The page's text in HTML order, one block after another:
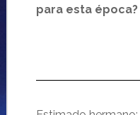
para esta época?